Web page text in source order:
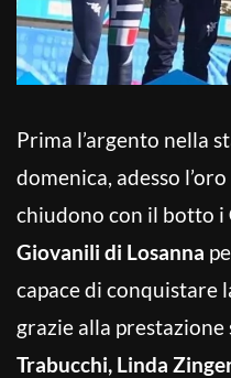
Prima l’argento nella
domenica, adesso
chiudono con il botto i
Giovanili di Losanna
capace di conquistare
grazie alla
Trabucchi, Linda